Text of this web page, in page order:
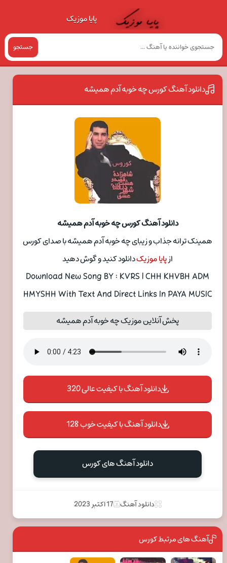
پایا موزیک
جستجو
دانلود آهنگ کورس چه خوبه آدم همیشه
دانلود آهنگ کورس چه خوبه آدم همیشه
همینک ترانه جذاب و زیبای چه خوبه آدم همیشه با صدای کورس
ازپایا موزیکدانلود کنید و گوش دهید
Download New Song BY : KVRS | CHH KHVBH ADM
HMYSHH With Text And Direct Links In PAYA MUSIC
پخش آنلاین موزیک چه خوبه آدم همیشه
دانلود آهنگ با کیفیت عالی 320
دانلود آهنگ با کیفیت خوب 128
دانلود آهنگ های کورس
دانلود آهنگ 17 اکتبر 2023
آهنگ های مرتبط کورس